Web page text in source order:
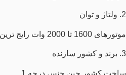
2. ولتاژ و توان
موتورهای 1600 تا 2000 وات رایج‌ ترین گزینه‌ها هستند.
3. برند و کشور سازنده
ساخت کشور چین جنس درجه 1